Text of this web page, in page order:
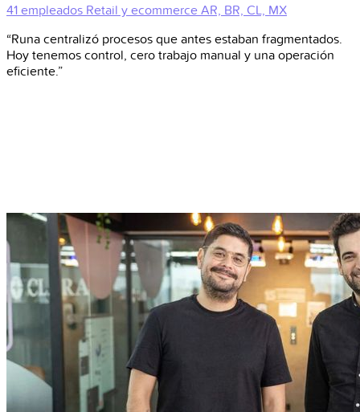
41 empleados Retail y ecommerce AR, BR, CL, MX
“Runa centralizó procesos que antes estaban fragmentados.
Hoy tenemos control, cero trabajo manual y una operación
eficiente.”